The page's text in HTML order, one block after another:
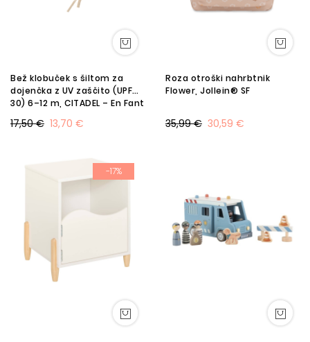
Bež klobuček s šiltom za
dojenčka z UV zaščito (UPF
30) 6–12 m, CITADEL – En Fant
13,70 €
17,50 €
Roza otroški nahrbtnik
Flower, Jollein® SF
30,59 €
35,99 €
-17%